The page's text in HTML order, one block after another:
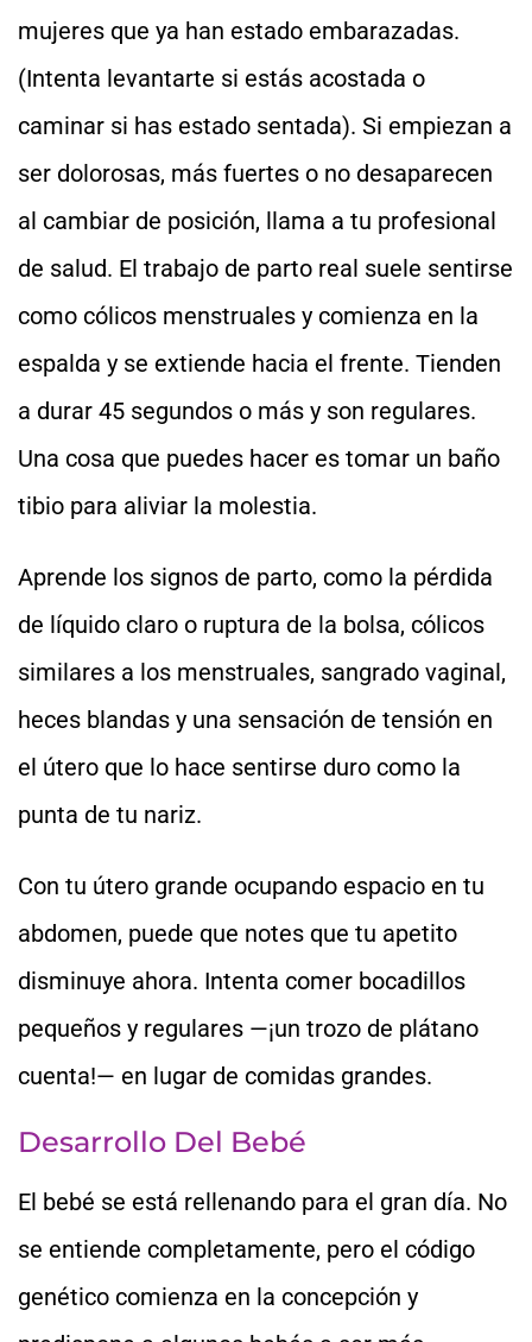
mujeres que ya han estado embarazadas.
(Intenta levantarte si estás acostada o
caminar si has estado sentada). Si empiezan a
ser dolorosas, más fuertes o no desaparecen
al cambiar de posición, llama a tu profesional
de salud. El trabajo de parto real suele sentirse
como cólicos menstruales y comienza en la
espalda y se extiende hacia el frente. Tienden
a durar 45 segundos o más y son regulares.
Una cosa que puedes hacer es tomar un baño
tibio para aliviar la molestia.
Aprende los signos de parto, como la pérdida
de líquido claro o ruptura de la bolsa, cólicos
similares a los menstruales, sangrado vaginal,
heces blandas y una sensación de tensión en
el útero que lo hace sentirse duro como la
punta de tu nariz.
Con tu útero grande ocupando espacio en tu
abdomen, puede que notes que tu apetito
disminuye ahora. Intenta comer bocadillos
pequeños y regulares —¡un trozo de plátano
cuenta!— en lugar de comidas grandes.
Desarrollo Del Bebé
El bebé se está rellenando para el gran día. No
se entiende completamente, pero el código
genético comienza en la concepción y